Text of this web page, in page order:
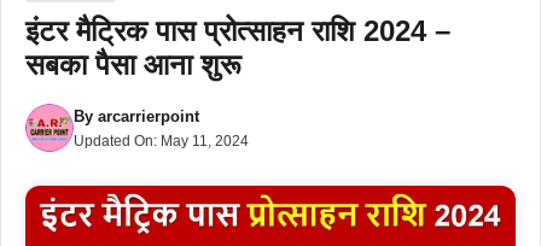
इंटर मैट्रिक पास प्रोत्साहन राशि 2024 –
सबका पैसा आना शुरू
By arcarrierpoint
Updated On: May 11, 2024